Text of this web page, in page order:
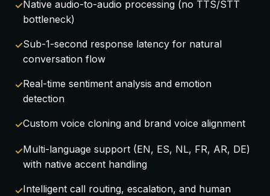
Native audio-to-audio processing (no TTS/STT
bottleneck)
Sub-1-second response latency for natural
conversation flow
Real-time sentiment analysis and emotion
detection
Custom voice cloning and brand voice alignment
Multi-language support (EN, ES, NL, FR, AR, DE)
with native accent handling
Intelligent call routing, escalation, and human